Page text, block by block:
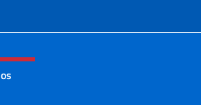
e menù